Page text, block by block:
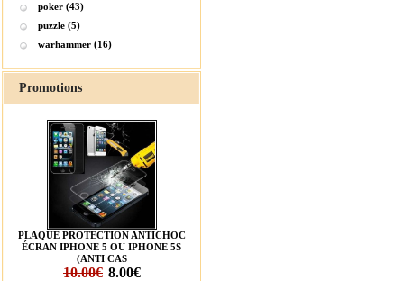
poker (43)
puzzle (5)
warhammer (16)
Promotions
PLAQUE PROTECTION ANTICHOC
ÉCRAN IPHONE 5 OU IPHONE 5S
(ANTI CAS
10.00€ 8.00€